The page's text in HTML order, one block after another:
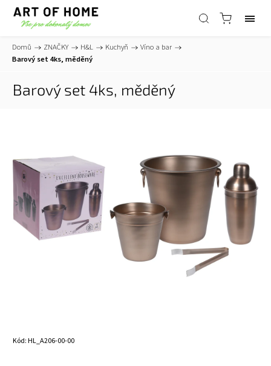
Domů / ZNAČKY / H&L / Kuchyň / Víno a bar /
Barový set 4ks, měděný
Barový set 4ks, měděný
Kód:HL_A206-00-00